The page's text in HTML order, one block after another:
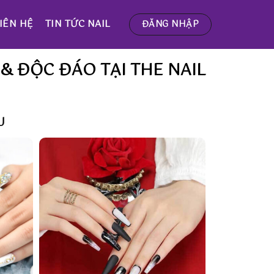
HỆ TIN TỨC NAIL ĐĂNG NHẬP
ĐỘC ĐÁO TẠI THE NAIL